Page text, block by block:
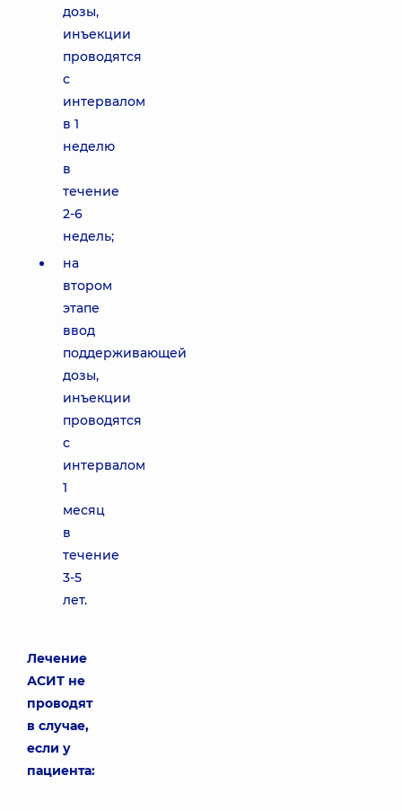
дозы,
инъекции
проводятся
с
интервалом
в 1
неделю
в
течение
2-6
недель;
на
втором
этапе
ввод
поддерживающей
дозы,
инъекции
проводятся
с
интервалом
1
месяц
в
течение
3-5
лет.
Лечение
АСИТ не
проводят
в случае,
если у
пациента: